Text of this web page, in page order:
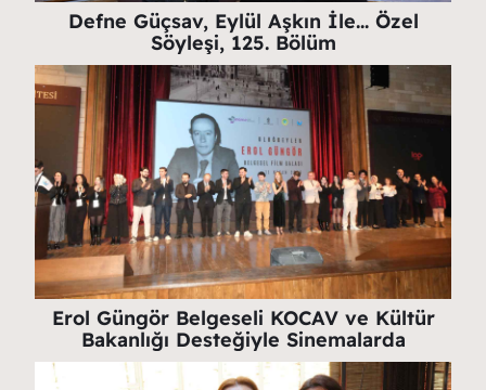
Defne Güçsav, Eylül Aşkın İle… Özel
Söyleşi, 125. Bölüm
Erol Güngör Belgeseli KOCAV ve Kültür
Bakanlığı Desteğiyle Sinemalarda